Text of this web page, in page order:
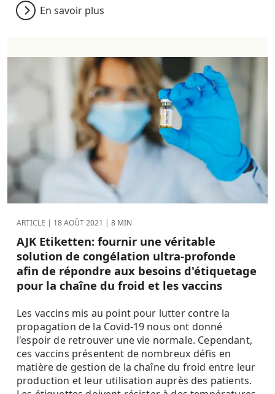
En savoir plus
ARTICLE | 18 AOÛT 2021 | 8 MIN
AJK Etiketten: fournir une véritable
solution de congélation ultra-profonde
afin de répondre aux besoins d'étiquetage
pour la chaîne du froid et les vaccins
Les vaccins mis au point pour lutter contre la
propagation de la Covid-19 nous ont donné
l'espoir de retrouver une vie normale. Cependant,
ces vaccins présentent de nombreux défis en
matière de gestion de la chaîne du froid entre leur
production et leur utilisation auprès des patients.